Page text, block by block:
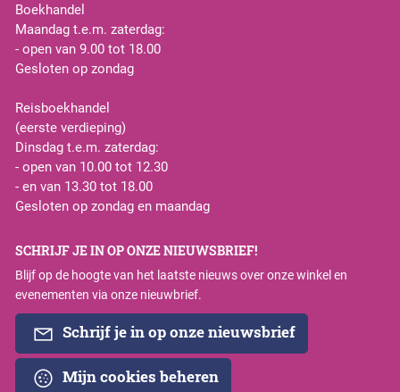
Boekhandel
Maandag t.e.m. zaterdag:
- open van 9.00 tot 18.00
Gesloten op zondag
Reisboekhandel
(eerste verdieping)
Dinsdag t.e.m. zaterdag:
- open van 10.00 tot 12.30
- en van 13.30 tot 18.00
Gesloten op zondag en maandag
SCHRIJF JE IN OP ONZE NIEUWSBRIEF!
Blijf op de hoogte van het laatste nieuws over onze winkel en
evenementen via onze nieuwbrief.
Schrijf je in op onze nieuwsbrief
Mijn cookies beheren